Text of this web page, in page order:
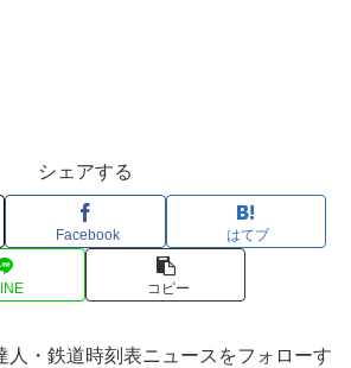
シェアする
Facebook はてブ
コピー
人・鉄道時刻表ニュースをフォローす